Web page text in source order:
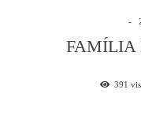
FAMÍLIA
391